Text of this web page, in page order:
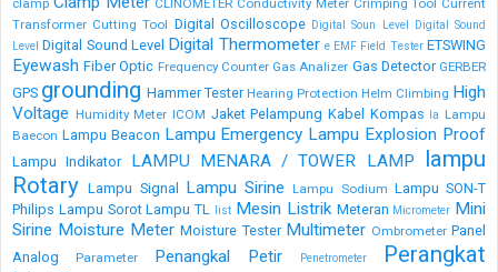
clamp CLINOMETER Conductivity Meter Crimping Tool Current
Transformer Cutting Tool Digital Oscilloscope Digital Soun Level Digital Sound
Level Digital Sound Level Digital Thermometer e EMF Field Tester ETSWING
Eyewash Fiber Optic Frequency Counter Gas Analizer Gas Detector GERBER
GPS grounding Hammer Tester Hearing Protection Helm Climbing High
Voltage Humidity Meter ICOM Jaket Pelampung Kabel Kompas la Lampu
Baecon Lampu Beacon Lampu Emergency Lampu Explosion Proof
Lampu Indikator LAMPU MENARA / TOWER LAMP
lampu
Rotary Lampu Signal Lampu Sirine Lampu Sodium Lampu SON-T
Philips Lampu Sorot Lampu TL list Mesin Listrik Meteran Micrometer Mini
Sirine Moisture Meter Moisture Tester Multimeter Ombrometer Panel
Analog
Parameter Penangkal Petir Penetrometer
Perangkat